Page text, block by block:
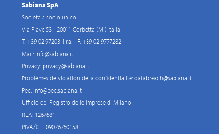
Sabiana SpA
Società a socio unico
Via Piave 53 - 20011 Corbetta (MI) Italia
T. +39 02 97203 1 r.a. - F. +39 02 9777282
Mail: info@sabiana.it
Privacy: privacy@sabiana.it
Problèmes de violation de la confidentialité:databreach@sabiana.it
Pec: info@pec.sabiana.it
Ufficio del Registro delle Imprese di Milano
REA: 1267681
P.IVA/C.F.: 09076750158